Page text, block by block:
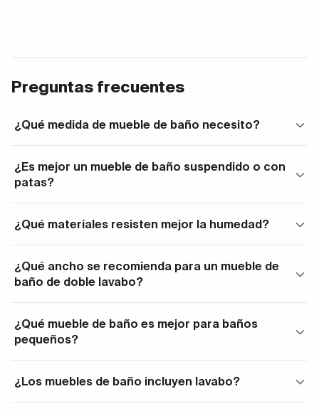
Preguntas frecuentes
¿Qué medida de mueble de baño necesito?
¿Es mejor un mueble de baño suspendido o con
patas?
¿Qué materiales resisten mejor la humedad?
¿Qué ancho se recomienda para un mueble de
baño de doble lavabo?
¿Qué mueble de baño es mejor para baños
pequeños?
¿Los muebles de baño incluyen lavabo?